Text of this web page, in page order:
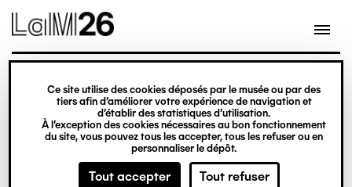
Gestion des cookies
Ce site utilise des cookies déposés par le musée ou par des
tiers afin d’améliorer votre expérience de navigation et
d’établir des statistiques d’utilisation.
À l’exception des cookies nécessaires au bon fonctionnement
du site, vous pouvez tous les accepter, tous les refuser ou en
personnaliser le dépôt.
Tout accepter Tout refuser
contenu